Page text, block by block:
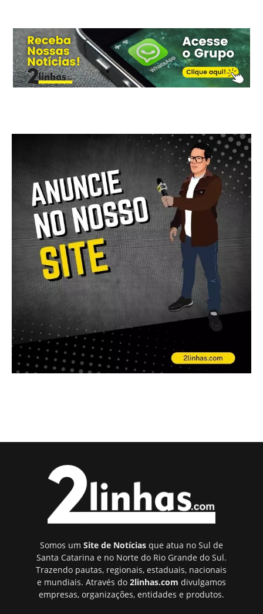
Somos um Site de Notíciasque atua no Sul de
Santa Catarina e no Norte do Rio Grande do Sul.
Trazendo pautas, regionais, estaduais, nacionais
e mundiais. Através do 2linhas.com divulgamos
empresas, organizações, entidades e produtos.